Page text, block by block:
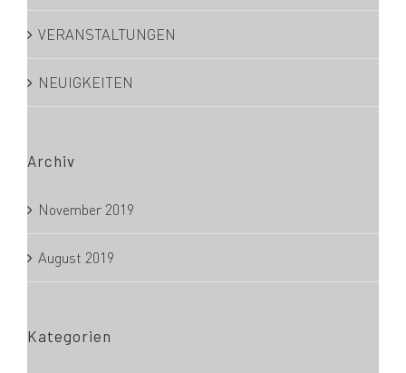
VERANSTALTUNGEN
NEUIGKEITEN
Archiv
November 2019
August 2019
Kategorien